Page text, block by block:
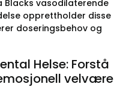
Blacks vasodilaterende
opprettholder disse
doseringsbehov og
Helse: Forstå
velvære